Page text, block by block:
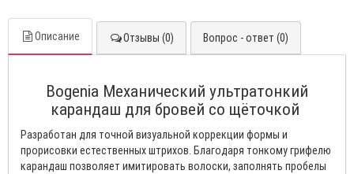
Описание Отзывы (0) Вопрос - ответ (0)
Bogenia Механический ультратонкий
карандаш для бровей со щёточкой
Разработан для точной визуальной коррекции формы и
прорисовки естественных штрихов. Благодаря тонкому грифелю
карандаш позволяет имитировать волоски, заполнять пробелы